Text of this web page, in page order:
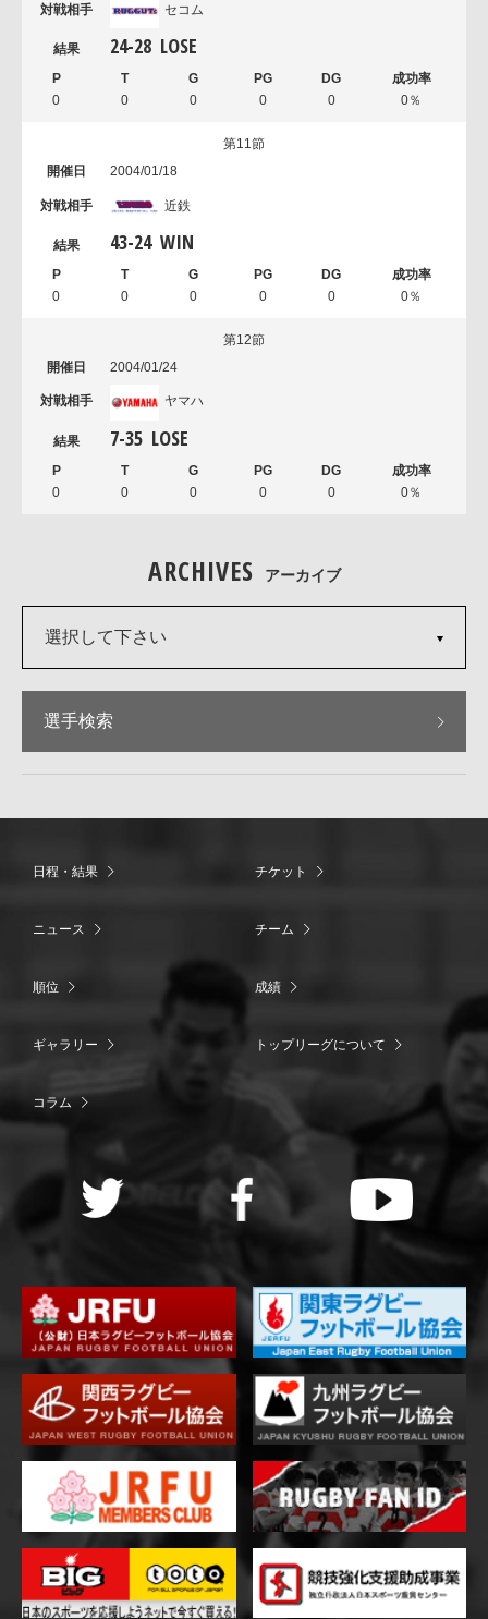
セコム
24-28 LOSE
0 0 0 0 0 0％
第11節
2004/01/18
近鉄
43-24 WIN
0 0 0 0 0 0％
第12節
2004/01/24
ヤマハ
7-35 LOSE
0 0 0 0 0 0％
ARCHIVES アーカイブ
選択して下さい
選手検索
日程・結果 チケット
ニュース チーム
順位 成績
ギャラリー トップリーグについて
コラム